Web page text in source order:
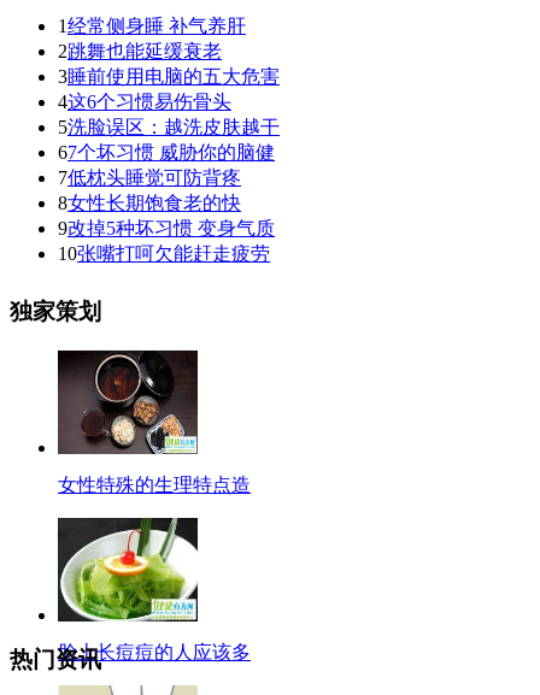
1经常侧身睡 补气养肝
2跳舞也能延缓衰老
3睡前使用电脑的五大危害
4这6个习惯易伤骨头
5洗脸误区：越洗皮肤越干
67个坏习惯 威胁你的脑健
7低枕头睡觉可防背疼
8女性长期饱食老的快
9改掉5种坏习惯 变身气质
10张嘴打呵欠能赶走疲劳
独家策划
女性特殊的生理特点造
脸上长痘痘的人应该多
热门资讯